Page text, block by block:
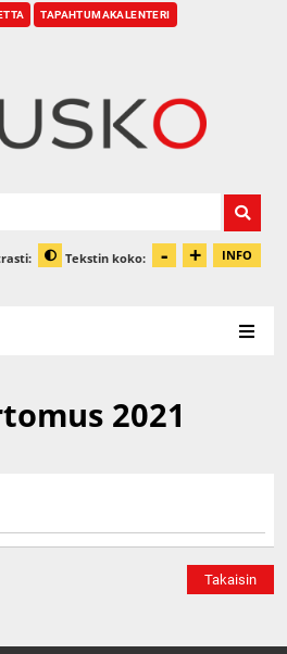
TAPAHTUMAKALENTERI
Muuta kontrastia
Tekstin koko: - + INFO
2021
Takaisin